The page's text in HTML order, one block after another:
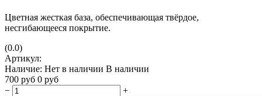
Цветная жесткая база, обеспечивающая твёрдое,
несгибающееся покрытие.
(0.0)
Артикул:
Наличие: Нет в наличии В наличии
700 руб 0 руб
−
+